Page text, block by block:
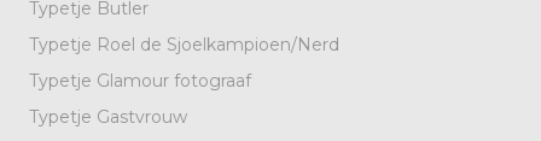
Typetje Butler
Typetje Roel de Sjoelkampioen/Nerd
Typetje Glamour fotograaf
Typetje Gastvrouw